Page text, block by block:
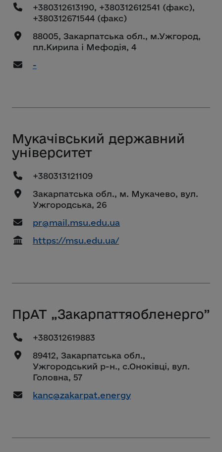
+380312613190, +380312612541 (факс),
+380312671544 (факс)
88005, Закарпатська обл., м.Ужгород,
пл.Кирила і Мефодія, 4
-
Мукачівський державний
університет
+380313121109
Закарпатська обл., м. Мукачево, вул.
Ужгородська, 26
pr@mail.msu.edu.ua
https://msu.edu.ua/
ПрАТ „Закарпаттяобленерго”
+380312619883
89412, Закарпатська обл.,
Ужгородський р-н., с.Оноківці, вул.
Головна, 57
kanc@zakarpat.energy